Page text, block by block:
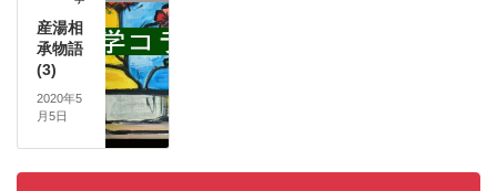
産湯相
承物語
(3)
2020年5
月5日